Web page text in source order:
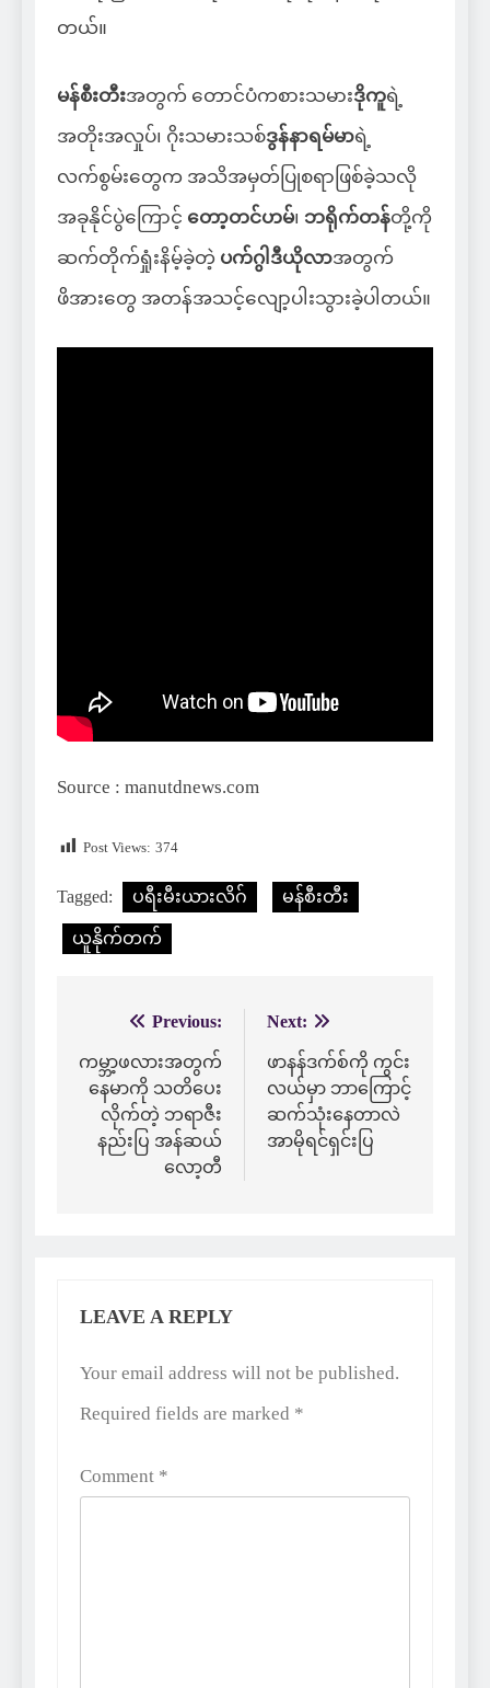
တယ်။
မန်စီးတီးအတွက် တောင်ပံကစားသမားဒိုကူရဲ့
အတိုးအလှုပ်၊ ဂိုးသမားသစ်ဒွန်နာရမ်မာရဲ့
လက်စွမ်းတွေက အသိအမှတ်ပြုစရာဖြစ်ခဲ့သလို
အခုနိုင်ပွဲကြောင့် တော့တင်ဟမ်၊ ဘရိုက်တန်တို့ကို
ဆက်တိုက်ရှုံးနိမ့်ခဲ့တဲ့ ပက်ဂွါဒီယိုလာအတွက်
ဖိအားတွေ အတန်အသင့်လျော့ပါးသွားခဲ့ပါတယ်။
Source : manutdnews.com
Post Views: 374
Tagged: ပရီးမီးယားလိဂ် မန်စီးတီး
ယူနိုက်တက်
navigation
Previous:
ကမ္ဘာ့ဖလားအတွက်
နေမာကို သတိပေး
လိုက်တဲ့ ဘရာဇီး
နည်းပြ အန်ဆယ်
လော့တီ
Next:
ဖာနန်ဒက်စ်ကို ကွင်း
လယ်မှာ ဘာကြောင့်
ဆက်သုံးနေတာလဲ
အာမိုရင်ရှင်းပြ
LEAVE A REPLY
Your email address will not be published.
Required fields are marked *
Comment *
Alternative: